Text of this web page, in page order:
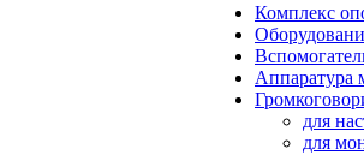
Комплекс
Аппаратура
для
для